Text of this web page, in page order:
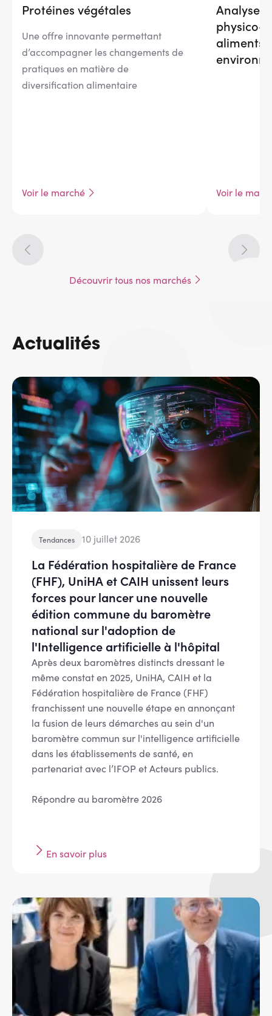
Protéines végétales
Une offre innovante permettant
d’accompagner les changements de
pratiques en matière de
diversification alimentaire
Voir le marché
Analyses
physico-
aliments,
Voir le
Découvrir tous nos marchés
Actualités
Tendances 10 juillet 2026
La Fédération hospitalière de France
(FHF), UniHA et CAIH unissent leurs
forces pour lancer une nouvelle
édition commune du baromètre
national sur l'adoption de
l'Intelligence artificielle à l'hôpital
En savoir plus
Après deux baromètres distincts dressant le
même constat en 2025, UniHA, CAIH et la
Fédération hospitalière de France (FHF)
franchissent une nouvelle étape en annonçant
la fusion de leurs démarches au sein d'un
baromètre commun sur l'intelligence artificielle
dans les établissements de santé, en
partenariat avec l’IFOP et Acteurs publics.
Répondre au baromètre 2026